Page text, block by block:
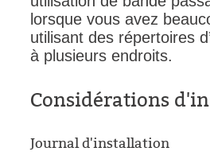
lorsque vous avez
utilisant des répertoires
à plusieurs endroits.
Considérations
Journal d'installation